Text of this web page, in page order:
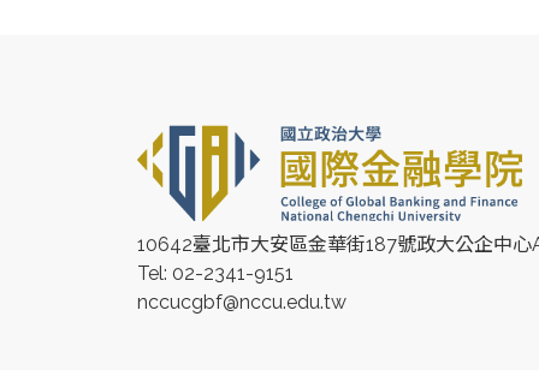
10642臺北市大安區金華街187號政大公企中心
Tel: 02-2341-9151
nccucgbf@nccu.edu.tw